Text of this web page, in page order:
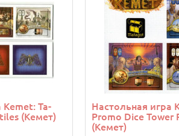
Ta-
(Кемет)
Настольная игра
Promo Dice Tower
(Кемет)